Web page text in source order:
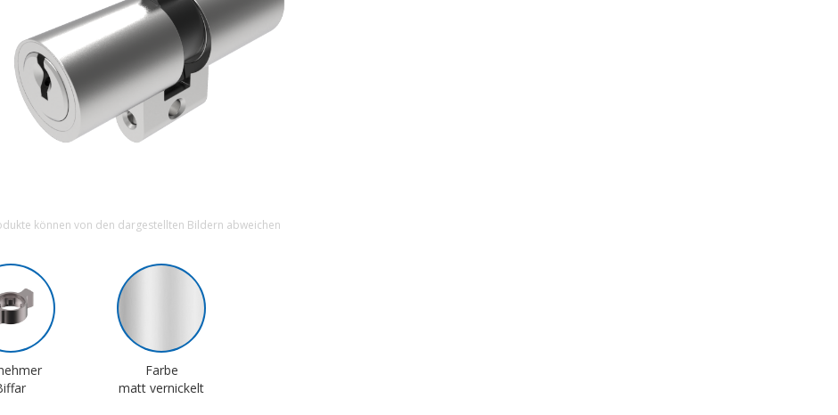
können von den dargestellten Bildern abweichen
Farbe
matt vernickelt